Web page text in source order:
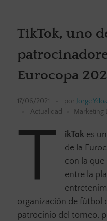
TikTok, uno
Eurocopa
17/06/2021 por Jorge
Actualidad
Marketing
T ikTok es
de la
con la que
entre la
organización de fútbol
patrocinio del torneo,